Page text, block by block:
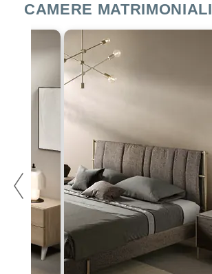
CAMERE MATRIMONIALI